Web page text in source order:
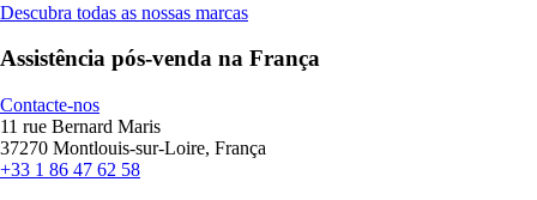
Descubra todas as nossas marcas
Assistência pós-venda na França
Contacte-nos
11 rue Bernard Maris
37270 Montlouis-sur-Loire, França
+33 1 86 47 62 58